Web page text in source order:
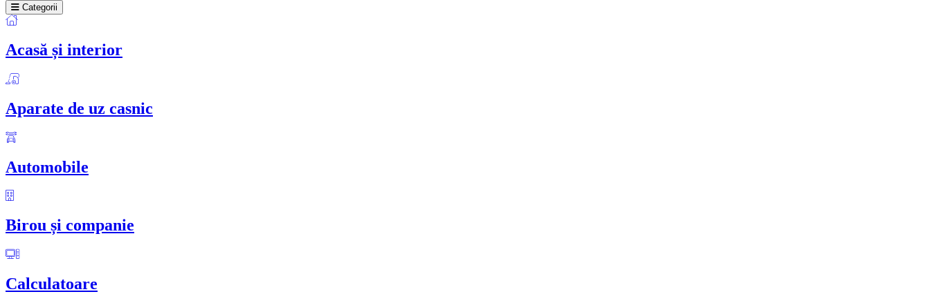
Categorii
Acasă și interior
Aparate de uz casnic
Automobile
Birou și companie
Calculatoare